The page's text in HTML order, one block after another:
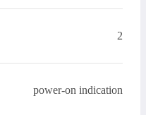
2
power-on indication